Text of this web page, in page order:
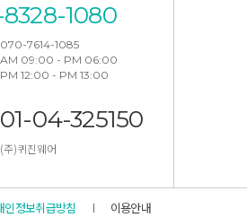
1080
7614-1085
09:00 - PM 06:00
12:00 - PM 13:00
04-325150
)퀴진웨어
인정보취급방침 이용안내